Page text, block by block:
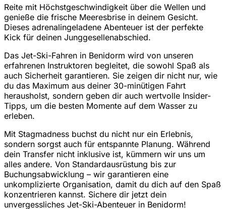
Reite mit Höchstgeschwindigkeit über die Wellen und
genieße die frische Meeresbrise in deinem Gesicht.
Dieses adrenalingeladene Abenteuer ist der perfekte
Kick für deinen Junggesellenabschied.
Das Jet-Ski-Fahren in Benidorm wird von unseren
erfahrenen Instruktoren begleitet, die sowohl Spaß als
auch Sicherheit garantieren. Sie zeigen dir nicht nur, wie
du das Maximum aus deiner 30-minütigen Fahrt
herausholst, sondern geben dir auch wertvolle Insider-
Tipps, um die besten Momente auf dem Wasser zu
erleben.
Mit Stagmadness buchst du nicht nur ein Erlebnis,
sondern sorgst auch für entspannte Planung. Während
dein Transfer nicht inklusive ist, kümmern wir uns um
alles andere. Von Standardausrüstung bis zur
Buchungsabwicklung – wir garantieren eine
unkomplizierte Organisation, damit du dich auf den Spaß
konzentrieren kannst. Sichere dir jetzt dein
unvergessliches Jet-Ski-Abenteuer in Benidorm!